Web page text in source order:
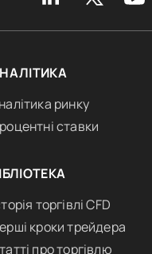
ринку
ставки
торгівлі CFD
кроки трейдера
про торгівлю